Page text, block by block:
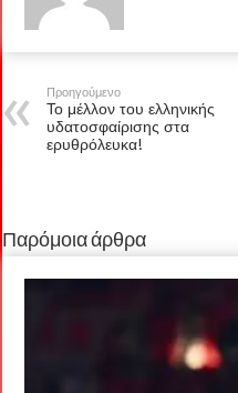
Προηγούμενο
Το μέλλον του ελληνικής
υδατοσφαίρισης στα
ερυθρόλευκα!
Παρόμοια άρθρα